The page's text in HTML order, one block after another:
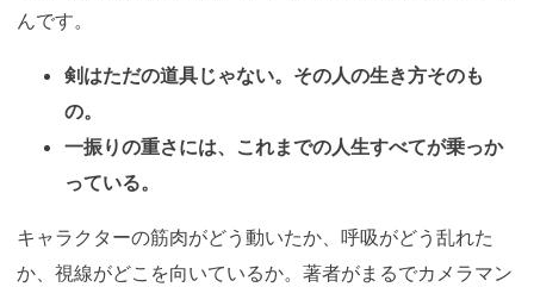
んです。
剣はただの道具じゃない。その人の生き方そのも
の。
一振りの重さには、これまでの人生すべてが乗っか
っている。
キャラクターの筋肉がどう動いたか、呼吸がどう乱れた
か、視線がどこを向いているか。著者がまるでカメラマン